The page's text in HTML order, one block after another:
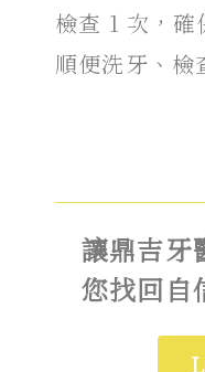
檢查 1 次，
順便洗牙、檢
讓鼎吉牙
您找回自